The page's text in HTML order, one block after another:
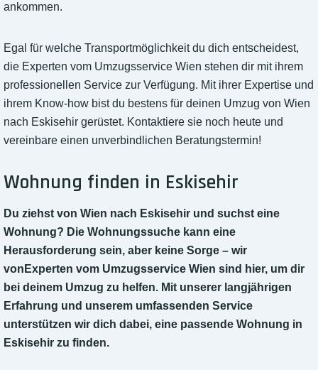
ankommen.
Egal für welche Transportmöglichkeit du dich entscheidest,
die Experten vom Umzugsservice Wien stehen dir mit ihrem
professionellen Service zur Verfügung. Mit ihrer Expertise und
ihrem Know-how bist du bestens für deinen Umzug von Wien
nach Eskisehir gerüstet. Kontaktiere sie noch heute und
vereinbare einen unverbindlichen Beratungstermin!
Wohnung finden in Eskisehir
Du ziehst von Wien nach Eskisehir und suchst eine
Wohnung? Die Wohnungssuche kann eine
Herausforderung sein, aber keine Sorge – wir
vonExperten vom Umzugsservice Wien sind hier, um dir
bei deinem Umzug zu helfen. Mit unserer langjährigen
Erfahrung und unserem umfassenden Service
unterstützen wir dich dabei, eine passende Wohnung in
Eskisehir zu finden.